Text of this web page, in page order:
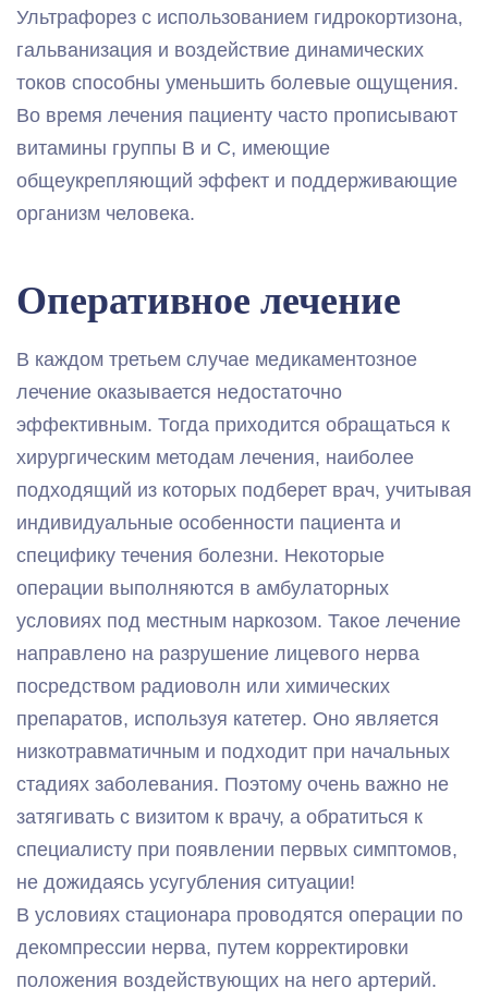
Ультрафорез с использованием гидрокортизона,
гальванизация и воздействие динамических
токов способны уменьшить болевые ощущения.
Во время лечения пациенту часто прописывают
витамины группы В и С, имеющие
общеукрепляющий эффект и поддерживающие
организм человека.
Оперативное лечение
В каждом третьем случае медикаментозное
лечение оказывается недостаточно
эффективным. Тогда приходится обращаться к
хирургическим методам лечения, наиболее
подходящий из которых подберет врач, учитывая
индивидуальные особенности пациента и
специфику течения болезни. Некоторые
операции выполняются в амбулаторных
условиях под местным наркозом. Такое лечение
направлено на разрушение лицевого нерва
посредством радиоволн или химических
препаратов, используя катетер. Оно является
низкотравматичным и подходит при начальных
стадиях заболевания. Поэтому очень важно не
затягивать с визитом к врачу, а обратиться к
специалисту при появлении первых симптомов,
не дожидаясь усугубления ситуации!
В условиях стационара проводятся операции по
декомпрессии нерва, путем корректировки
положения воздействующих на него артерий.